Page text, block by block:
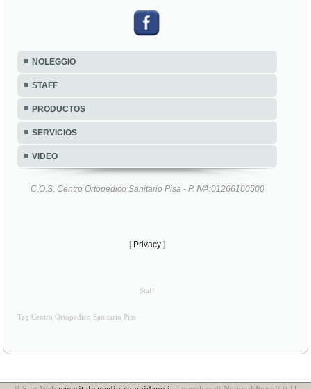
NOLEGGIO
STAFF
PRODUCTOS
SERVICIOS
VIDEO
C.O.S. Centro Ortopedico Sanitario Pisa - P. IVA:01266100500
[ Privacy ]
Staff
Tag Centro Ortopedico Sanitario Pisa